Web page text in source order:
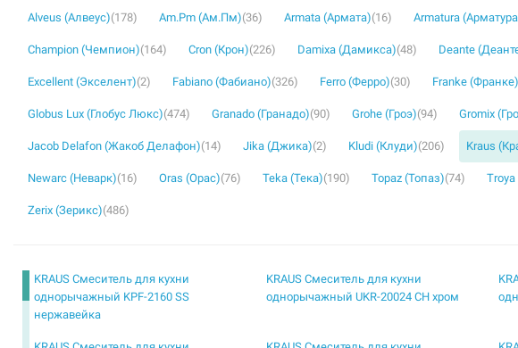
Alveus (Алвеус)(178) Am.Pm (Ам.Пм)(36) Armata (Армата)(16) Armatura
Champion (Чемпион)(164) Cron (Крон)(226) Damixa (Дамикса)(48) Deante
Excellent (Экселент)(2) Fabiano (Фабиано)(326) Ferro (Ферро)(30) Franke (Франке)
Globus Lux (Глобус Люкс)(474) Granado (Гранадо)(90) Grohe (Гроэ)(94) Gromix
Jacob Delafon (Жакоб Делафон)(14) Jika (Джика)(2) Kludi (Клуди)(206) Kraus
Newarc (Неварк)(16) Oras (Орас)(76) Teka (Тека)(190) Topaz (Топаз)(74) Troya
Zerix (Зерикс)(486)
KRAUS Смеситель для кухни
однорычажный KPF-2160 SS
нержавейка
KRAUS Смеситель для кухни
однорычажный UKR-20024 CH хром